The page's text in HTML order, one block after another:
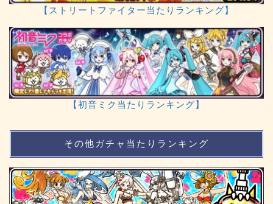
【ストリートファイター当たりランキング】
【初音ミク当たりランキング】
その他ガチャ当たりランキング